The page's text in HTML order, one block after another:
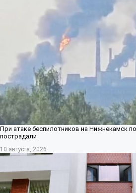
При атаке беспилотников на Нижнекамск
пострадали
10 августа, 2026